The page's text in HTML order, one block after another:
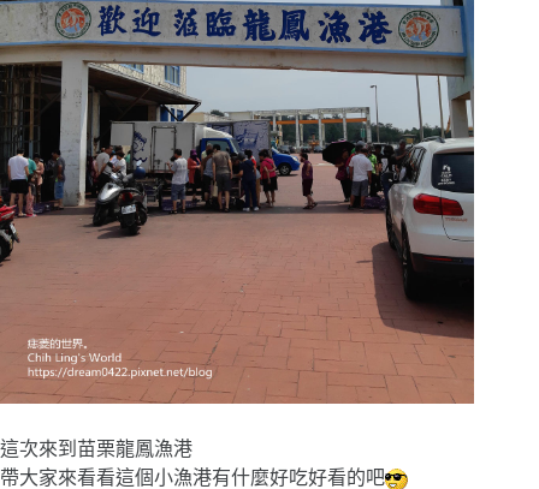
這次來到苗栗龍鳳漁港
帶大家來看看這個小漁港有什麼好吃好看的吧